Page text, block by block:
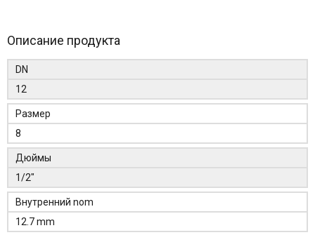
Описание продукта
DN
12
Размер
8
Дюймы
1/2"
Внутренний nom
12.7 mm